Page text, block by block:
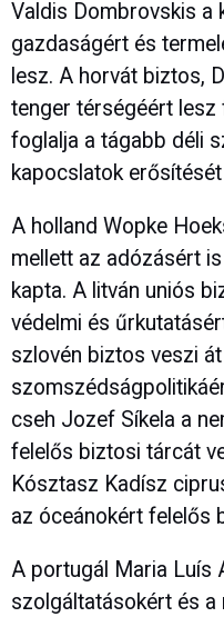
Valdis Dombrovskis a
gazdaságért és
lesz. A horvát biztos,
tenger térségéért
foglalja a tágabb déli
kapocslatok
A holland Wopke
mellett az adózásért
kapta. A litván uniós
védelmi és
szlovén biztos veszi
cseh Jozef Síkela a
felelős biztosi tárcát
Kósztasz Kadísz
az óceánokért felelős
A portugál Maria Luís
szolgáltatásokért és a